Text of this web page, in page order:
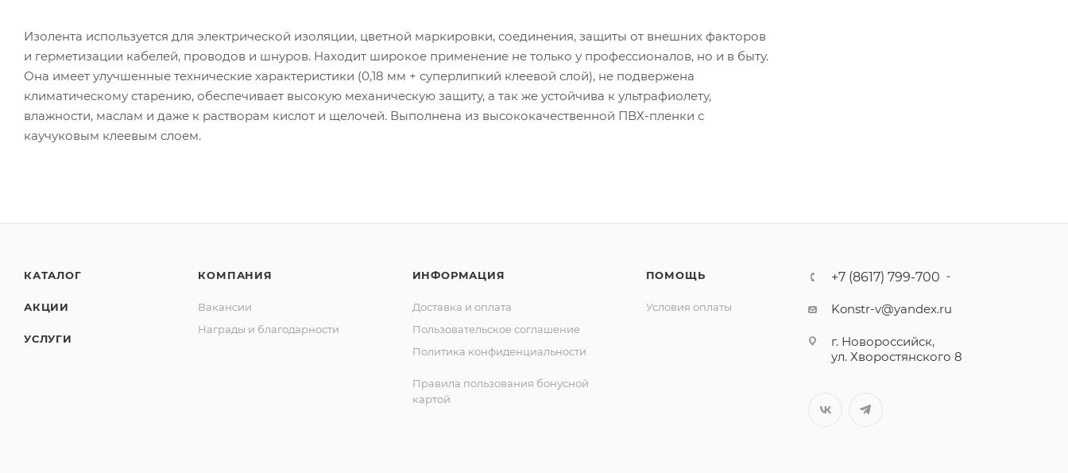
Изолента используется для электрической изоляции, цветной маркировки, соединения, защиты от внешних факторов
и герметизации кабелей, проводов и шнуров. Находит широкое применение не только у профессионалов, но и в быту.
Она имеет улучшенные технические характеристики (0,18 мм + суперлипкий клеевой слой), не подвержена
климатическому старению, обеспечивает высокую механическую защиту, а так же устойчива к ультрафиолету,
влажности, маслам и даже к растворам кислот и щелочей. Выполнена из высококачественной ПВХ-пленки с
каучуковым клеевым слоем.
КАТАЛОГ
АКЦИИ
УСЛУГИ
КОМПАНИЯ
Вакансии
Награды и благодарности
ИНФОРМАЦИЯ
Доставка и оплата
Пользовательское соглашение
Политика конфиденциальности
Правила пользования бонусной
картой
ПОМОЩЬ
Условия оплаты
+7 (8617) 799-700
Konstr-v@yandex.ru
г. Новороссийск,
ул. Хворостянского 8